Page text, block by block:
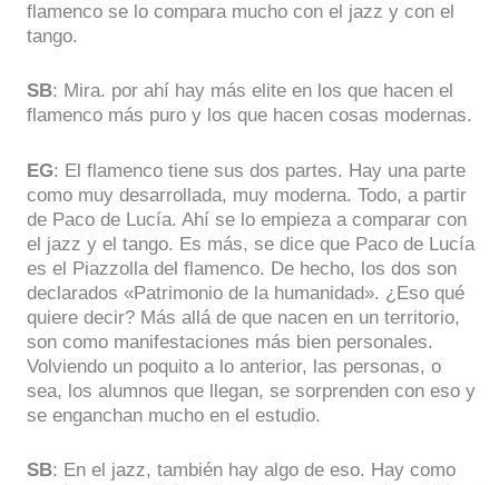
flamenco se lo compara mucho con el jazz y con el
tango.
SB: Mira. por ahí hay más elite en los que hacen el
flamenco más puro y los que hacen cosas modernas.
EG: El flamenco tiene sus dos partes. Hay una parte
como muy desarrollada, muy moderna. Todo, a partir
de Paco de Lucía. Ahí se lo empieza a comparar con
el jazz y el tango. Es más, se dice que Paco de Lucía
es el Piazzolla del flamenco. De hecho, los dos son
declarados «Patrimonio de la humanidad». ¿Eso qué
quiere decir? Más allá de que nacen en un territorio,
son como manifestaciones más bien personales.
Volviendo un poquito a lo anterior, las personas, o
sea, los alumnos que llegan, se sorprenden con eso y
se enganchan mucho en el estudio.
SB: En el jazz, también hay algo de eso. Hay como